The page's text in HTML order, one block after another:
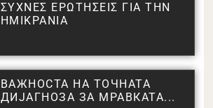
ΣΥΧΝΕΣ ΕΡΩΤΗΣΕΙΣ ΓΙΑ ΤΗΝ
ΗΜΙΚΡΑΝΙΑ
ВАЖНОСТА НА ТОЧНАТА
ДИЈАГНОЗА ЗА МРАВКАТА...